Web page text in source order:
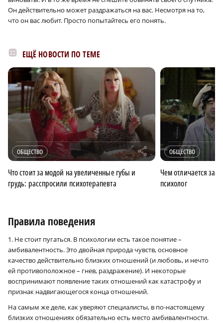
Он действительно может раздражаться на вас. Несмотря на то,
что он вас любит. Просто попытайтесь его понять.
ЕЩЁ НОВОСТИ ПО ТЕМЕ
ОБЩЕСТВО r
Что стоит за модой на увеличенные губы и
грудь: расспросили психотерапевта
ОБЩЕСТВО
Чем отличается
психолог
Правила поведения
1. Не стоит пугаться. В психологии есть такое понятие –
амбивалентность. Это двойная природа чувств, основное
качество действительно близких отношений (и любовь, и нечто
ей противоположное – гнев, раздражение). И некоторые
воспринимают появление таких отношений как катастрофу и
признак надвигающегося конца отношений.
На самым же деле, как уверяют специалисты, в по-настоящему
близких отношениях обязательно есть место амбивалентности.